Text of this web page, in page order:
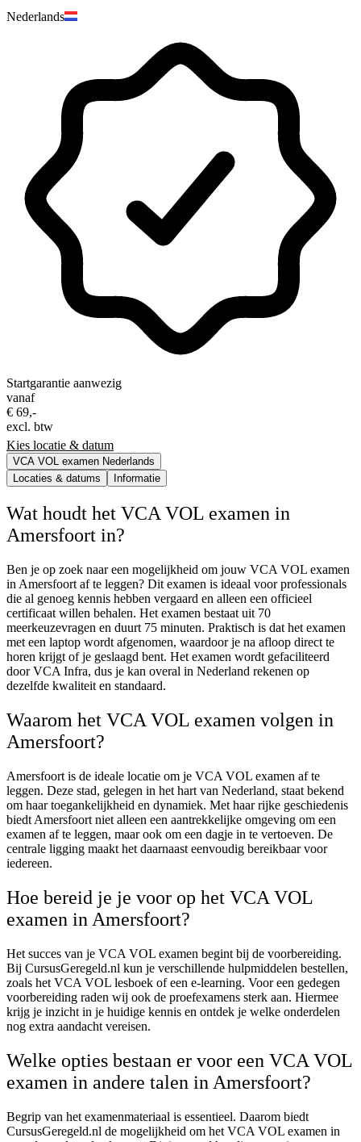
Nederlands
Startgarantie aanwezig
vanaf
€ 69,-
excl. btw
Kies locatie & datum
VCA VOL examen Nederlands
Locaties & datums
Informatie
Wat houdt het VCA VOL examen in
Amersfoort in?
Ben je op zoek naar een mogelijkheid om jouw VCA VOL examen
in Amersfoort af te leggen? Dit examen is ideaal voor professionals
die al genoeg kennis hebben vergaard en alleen een officieel
certificaat willen behalen. Het examen bestaat uit 70
meerkeuzevragen en duurt 75 minuten. Praktisch is dat het examen
met een laptop wordt afgenomen, waardoor je na afloop direct te
horen krijgt of je geslaagd bent. Het examen wordt gefaciliteerd
door VCA Infra, dus je kan overal in Nederland rekenen op
dezelfde kwaliteit en standaard.
Waarom het VCA VOL examen volgen in
Amersfoort?
Amersfoort is de ideale locatie om je VCA VOL examen af te
leggen. Deze stad, gelegen in het hart van Nederland, staat bekend
om haar toegankelijkheid en dynamiek. Met haar rijke geschiedenis
biedt Amersfoort niet alleen een aantrekkelijke omgeving om een
examen af te leggen, maar ook om een dagje in te vertoeven. De
centrale ligging maakt het daarnaast eenvoudig bereikbaar voor
iedereen.
Hoe bereid je je voor op het VCA VOL
examen in Amersfoort?
Het succes van je VCA VOL examen begint bij de voorbereiding.
Bij CursusGeregeld.nl kun je verschillende hulpmiddelen bestellen,
zoals het VCA VOL lesboek of een e-learning. Voor een gedegen
voorbereiding raden wij ook de proefexamens sterk aan. Hiermee
krijg je inzicht in je huidige kennis en ontdek je welke onderdelen
nog extra aandacht vereisen.
Welke opties bestaan er voor een VCA VOL
examen in andere talen in Amersfoort?
Begrip van het examenmateriaal is essentieel. Daarom biedt
CursusGeregeld.nl de mogelijkheid om het VCA VOL examen in